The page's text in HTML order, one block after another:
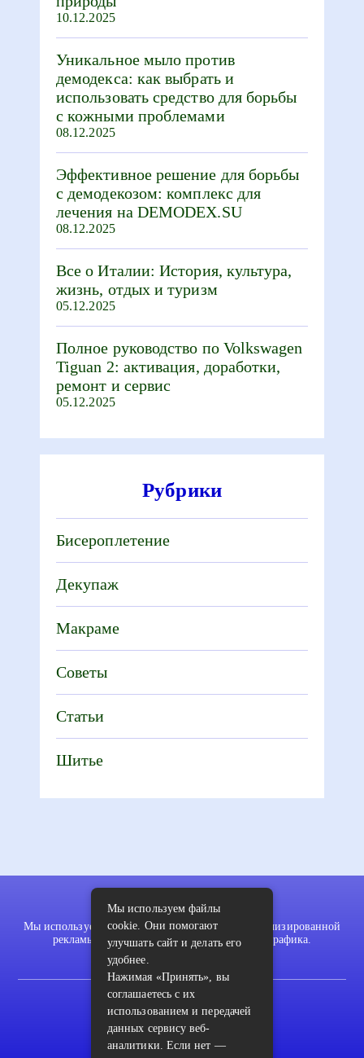
10.12.2025
Уникальное мыло против
демодекса: как выбрать и
использовать средство для борьбы
с кожными проблемами
08.12.2025
Эффективное решение для борьбы
с демодекозом: комплекс для
лечения на DEMODEX.SU
08.12.2025
Все о Италии: История, культура,
жизнь, отдых и туризм
05.12.2025
Полное руководство по Volkswagen
Tiguan 2: активация, доработки,
ремонт и сервис
05.12.2025
Рубрики
Бисероплетение
Декупаж
Макраме
Советы
Статьи
Шитье
Мы используем файлы cookie для показа персонализированной
рекламы и/или контента и анализа нашего трафика.
Карта сайта
Мы используем файлы
cookie. Они помогают
улучшать сайт и делать его
удобнее.
Нажимая «Принять», вы
соглашаетесь с их
использованием и передачей
данных сервису веб-
аналитики. Если нет —